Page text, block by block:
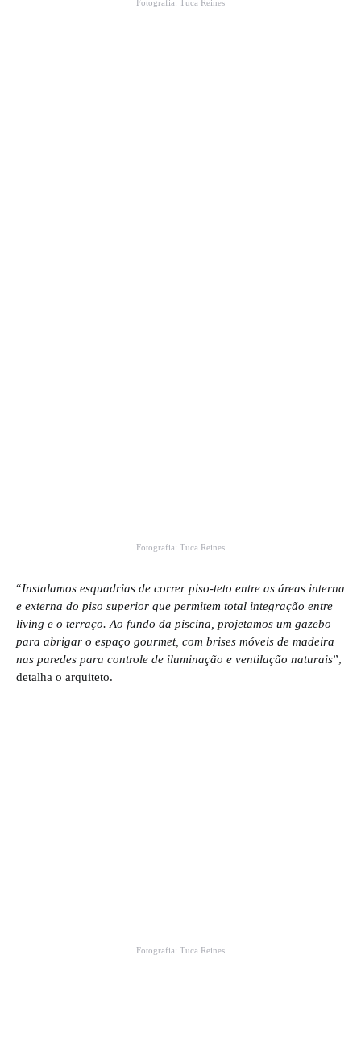
Fotografia: Tuca Reines
Fotografia: Tuca Reines
“Instalamos esquadrias de correr piso-teto entre as áreas interna
e externa do piso superior que permitem total integração entre
living e o terraço. Ao fundo da piscina, projetamos um gazebo
para abrigar o espaço gourmet, com brises móveis de madeira
nas paredes para controle de iluminação e ventilação naturais”,
detalha o arquiteto.
Fotografia: Tuca Reines